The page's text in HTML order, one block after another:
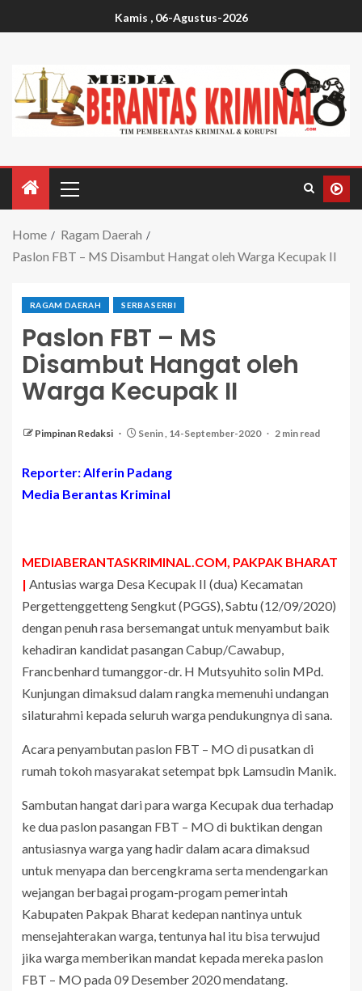
Kamis , 06-Agustus-2026
Home
Ragam Daerah
Paslon FBT – MS Disambut Hangat oleh Warga Kecupak II
RAGAM DAERAH SERBA SERBI
Paslon FBT – MS
Disambut Hangat oleh
Warga Kecupak II
Pimpinan Redaksi Senin , 14-September-2020 2 min read
Reporter: Alferin Padang
Media Berantas Kriminal
MEDIABERANTASKRIMINAL.COM, PAKPAK BHARAT
| Antusias warga Desa Kecupak II (dua) Kecamatan
Pergettenggetteng Sengkut (PGGS), Sabtu (12/09/2020)
dengan penuh rasa bersemangat untuk menyambut baik
kehadiran kandidat pasangan Cabup/Cawabup,
Francbenhard tumanggor-dr. H Mutsyuhito solin MPd.
Kunjungan dimaksud dalam rangka memenuhi undangan
silaturahmi kepada seluruh warga pendukungnya di sana.
Acara penyambutan paslon FBT – MO di pusatkan di
rumah tokoh masyarakat setempat bpk Lamsudin Manik.
Sambutan hangat dari para warga Kecupak dua terhadap
ke dua paslon pasangan FBT – MO di buktikan dengan
antusiasnya warga yang hadir dalam acara dimaksud
untuk menyapa dan bercengkrama serta mendengarkan
wejangan berbagai progam-progam pemerintah
Kabupaten Pakpak Bharat kedepan nantinya untuk
mensejahterakan warga, tentunya hal itu bisa terwujud
jika warga memberikan mandat kepada mereka paslon
FBT – MO pada 09 Desember 2020 mendatang.